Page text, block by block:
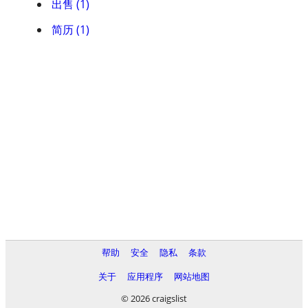
出售 (1)
简历 (1)
帮助 安全 隐私
条款
关于
应用程序
网站地图
© 2026 craigslist